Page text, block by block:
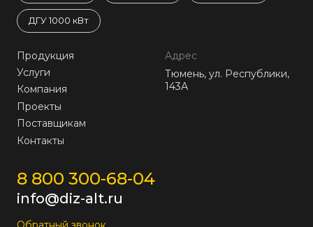
ДГУ 1000 кВт
Продукция
Услуги
Компания
Проекты
Поставщикам
Контакты
Адрес
Тюмень, ул. Республики,
143А
8 800 300-68-04
info@diz-alt.ru